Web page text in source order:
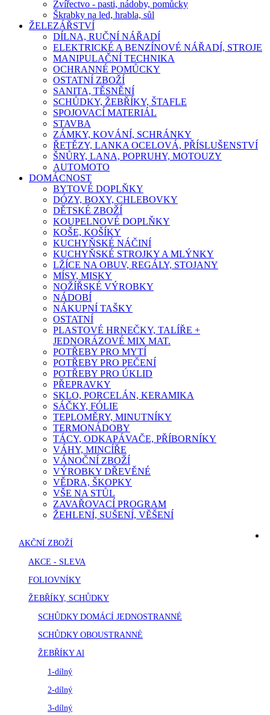
Zvířectvo - pasti, nádoby, pomůcky
Škrabky na led, hrabla, sůl
ŽELEZÁŘSTVÍ
DÍLNA, RUČNÍ NÁŘADÍ
ELEKTRICKÉ A BENZÍNOVÉ NÁŘADÍ, STROJE
MANIPULAČNÍ TECHNIKA
OCHRANNÉ POMŮCKY
OSTATNÍ ZBOŽÍ
SANITA, TĚSNĚNÍ
SCHŮDKY, ŽEBŘÍKY, ŠTAFLE
SPOJOVACÍ MATERIÁL
STAVBA
ZÁMKY, KOVÁNÍ, SCHRÁNKY
ŘETĚZY, LANKA OCELOVÁ, PŘÍSLUŠENSTVÍ
ŠNŮRY, LANA, POPRUHY, MOTOUZY
AUTOMOTO
DOMÁCNOST
BYTOVÉ DOPLŇKY
DÓZY, BOXY, CHLEBOVKY
DĚTSKÉ ZBOŽÍ
KOUPELNOVÉ DOPLŇKY
KOŠE, KOŠÍKY
KUCHYŇSKÉ NÁČINÍ
KUCHYŇSKÉ STROJKY A MLÝNKY
LŽÍCE NA OBUV, REGÁLY, STOJANY
MÍSY, MISKY
NOŽÍŘSKÉ VÝROBKY
NÁDOBÍ
NÁKUPNÍ TAŠKY
OSTATNÍ
PLASTOVÉ HRNEČKY, TALÍŘE +
JEDNORÁZOVÉ MIX MAT.
POTŘEBY PRO MYTÍ
POTŘEBY PRO PEČENÍ
POTŘEBY PRO ÚKLID
PŘEPRAVKY
SKLO, PORCELÁN, KERAMIKA
SÁČKY, FÓLIE
TEPLOMĚRY, MINUTNÍKY
TERMONÁDOBY
TÁCY, ODKAPÁVAČE, PŘÍBORNÍKY
VÁHY, MINCÍŘE
VÁNOČNÍ ZBOŽÍ
VÝROBKY DŘEVĚNÉ
VĚDRA, ŠKOPKY
VŠE NA STŮL
ZAVAŘOVACÍ PROGRAM
ŽEHLENÍ, SUŠENÍ, VĚŠENÍ
AKČNÍ ZBOŽÍ
AKCE - SLEVA
FOLIOVNÍKY
ŽEBŘÍKY, SCHŮDKY
SCHŮDKY DOMÁCÍ JEDNOSTRANNÉ
SCHŮDKY OBOUSTRANNÉ
ŽEBŘÍKY Al
1-dílný
2-dílný
3-dílný